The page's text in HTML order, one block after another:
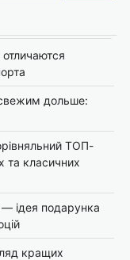
дольше:
ТОП-
та класичних
— ідея подарунка
кращих